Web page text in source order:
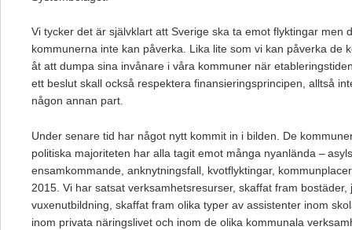
Vi tycker det är självklart att Sverige ska ta emot flyktingar men
kommunerna inte kan påverka. Lika lite som vi kan påverka de
åt att dumpa sina invånare i våra kommuner när
ett beslut skall också respektera finansieringsprincipen, alltså
någon annan part.
Under senare tid har något nytt kommit in i bilden. De
politiska majoriteten har alla tagit emot många nyanlända –
ensamkommande, anknytningsfall, kvotflyktingar,
2015. Vi har satsat verksamhetsresurser, skaffat fram
vuxenutbildning, skaffat fram olika typer av assistenter inom
inom privata näringslivet och inom de olika kommunala